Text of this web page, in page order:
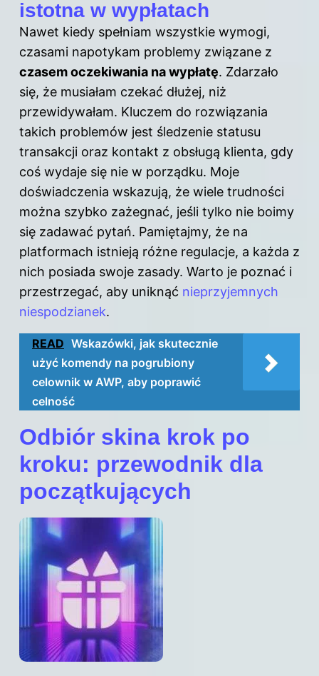
istotna w wypłatach
Nawet kiedy spełniam wszystkie wymogi,
czasami napotykam problemy związane z
czasem oczekiwania na wypłatę. Zdarzało
się, że musiałam czekać dłużej, niż
przewidywałam. Kluczem do rozwiązania
takich problemów jest śledzenie statusu
transakcji oraz kontakt z obsługą klienta, gdy
coś wydaje się nie w porządku. Moje
doświadczenia wskazują, że wiele trudności
można szybko zażegnać, jeśli tylko nie boimy
się zadawać pytań. Pamiętajmy, że na
platformach istnieją różne regulacje, a każda z
nich posiada swoje zasady. Warto je poznać i
przestrzegać, aby uniknąć nieprzyjemnych
niespodzianek.
READ Wskazówki, jak skutecznie
użyć komendy na pogrubiony
celownik w AWP, aby poprawić
celność
Odbiór skina krok po
kroku: przewodnik dla
początkujących